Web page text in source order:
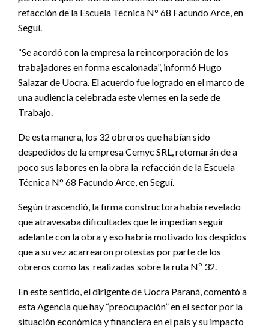
refacción de la Escuela Técnica N° 68 Facundo Arce, en
Seguí.
“Se acordó con la empresa la reincorporación de los
trabajadores en forma escalonada”, informó Hugo
Salazar de Uocra. El acuerdo fue logrado en el marco de
una audiencia celebrada este viernes en la sede de
Trabajo.
De esta manera, los 32 obreros que habían sido
despedidos de la empresa Cemyc SRL, retomarán de a
poco sus labores en la obra la refacción de la Escuela
Técnica N° 68 Facundo Arce, en Seguí.
Según trascendió, la firma constructora había revelado
que atravesaba dificultades que le impedían seguir
adelante con la obra y eso habría motivado los despidos
que a su vez acarrearon protestas por parte de los
obreros como las realizadas sobre la ruta Nº 32.
En este sentido, el dirigente de Uocra Paraná, comentó a
esta Agencia que hay “preocupación” en el sector por la
situación económica y financiera en el país y su impacto